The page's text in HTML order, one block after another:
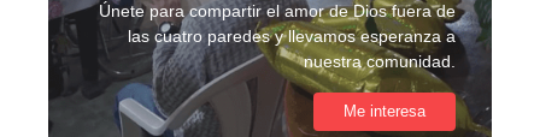
Únete para compartir el amor de Dios fuera de
las cuatro paredes y llevamos esperanza a
nuestra comunidad.
Me interesa